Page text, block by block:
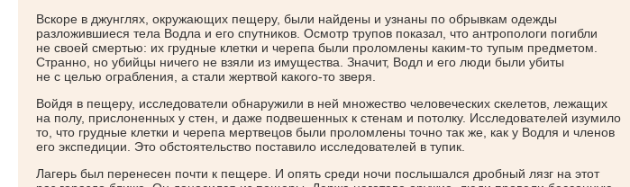
Вскоре в джунглях, окружающих пещеру, были найдены и узнаны по обрывкам одежды
разложившиеся тела Водла и его спутников. Осмотр трупов показал, что антропологи погибли
не своей смертью: их грудные клетки и черепа были проломлены каким-то тупым предметом.
Странно, но убийцы ничего не взяли из имущества. Значит, Водл и его люди были убиты
не с целью ограбления, а стали жертвой какого-то зверя.
Войдя в пещеру, исследователи обнаружили в ней множество человеческих скелетов, лежащих
на полу, прислоненных у стен, и даже подвешенных к стенам и потолку. Исследователей изумило
то, что грудные клетки и черепа мертвецов были проломлены точно так же, как у Водля и членов
его экспедиции. Это обстоятельство поставило исследователей в тупик.
Лагерь был перенесен почти к пещере. И опять среди ночи послышался дробный лязг на этот